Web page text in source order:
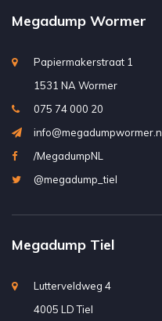
Megadump Wormer
Papiermakerstraat 1
1531 NA Wormer
075 74 000 20
/MegadumpNL
@megadump_tiel
Megadump Tiel
Lutterveldweg 4
4005 LD Tiel